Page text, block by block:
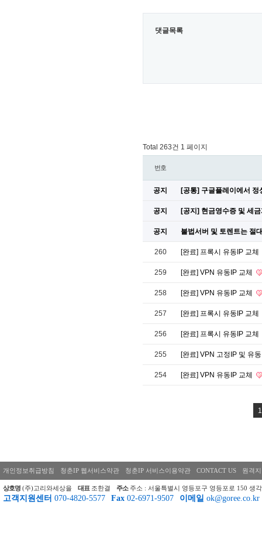
댓글목록
Total 263건 1 페이지
번호
공지 [공통] 구글플레이에서
공지 [공지] 현금영수증 및 세
공지 불법서버 및 토렌트는 절
260 [완료] 프록시 유동IP 교체
259 [완료] VPN 유동IP 교체
258 [완료] VPN 유동IP 교체
257 [완료] 프록시 유동IP 교체
256 [완료] 프록시 유동IP 교체
255 [완료] VPN 고정IP 및 유
254 [완료] VPN 유동IP 교체
1
개인정보취급방침 청춘IP 웹서비스약관 청춘IP 서비스이용약관 CONTACT US 원격
상호명 (주)고리와세상을 대표 조한결 주소 주소 : 서울특별시 영등포구 영등포로 150 생
고객지원센터 070-4820-5577 Fax 02-6971-9507 이메일 ok@goree.co.kr